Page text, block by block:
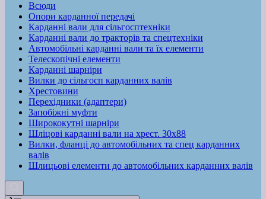
Всюди
Опори карданної передачі
Карданні вали для сільгосптехніки
Карданні вали до тракторів та спецтехніки
Автомобільні карданні вали та їх елементи
Телескопічні елементи
Карданні шарніри
Вилки до сільгосп карданних валів
Хрестовини
Перехідники (адаптери)
Запобіжні муфти
Ширококутні шарніри
Шліцові карданні вали на хрест. 30x88
Вилки, фланці до автомобільних та спец карданних
валів
Шлицьові елементи до автомобільних карданних валів